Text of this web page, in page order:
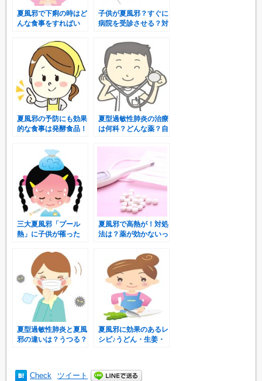
夏風邪で下痢の時はど
んな食事をすればい
子供が夏風邪？すぐに
病院を受診させる？対
夏風邪の予防にも効果
的な食事は発酵食品！
夏型過敏性肺炎の治療
は何科？どんな薬？自
三大夏風邪「プール
熱」に子供が罹った
夏風邪で高熱が！対処
法は？薬が効かないっ
夏型過敏性肺炎と夏風
邪の違いは？うつる？
夏風邪に効果のあるレ
シピ♪うどん・生姜・
Check ツイート